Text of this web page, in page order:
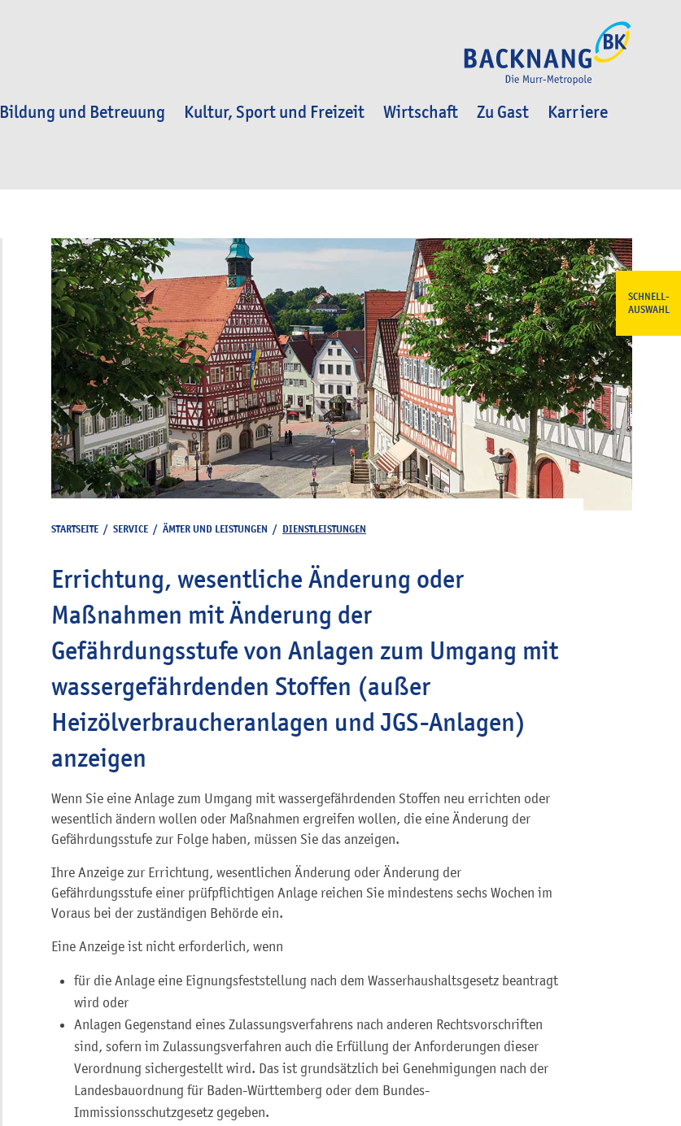
Bildung und Betreuung Kultur, Sport und Freizeit Wirtschaft Zu Gast
Karriere
SCHNELL-
AUSWAHL
STARTSEITE / SERVICE / ÄMTER UND LEISTUNGEN / DIENSTLEISTUNGEN
Errichtung, wesentliche Änderung oder
Maßnahmen mit Änderung der
Gefährdungsstufe von Anlagen zum Umgang mit
wassergefährdenden Stoffen (außer
Heizölverbraucheranlagen und JGS-Anlagen)
anzeigen
Wenn Sie eine Anlage zum Umgang mit wassergefährdenden Stoffen neu errichten oder
wesentlich ändern wollen oder Maßnahmen ergreifen wollen, die eine Änderung der
Gefährdungsstufe zur Folge haben, müssen Sie das anzeigen.
Ihre Anzeige zur Errichtung, wesentlichen Änderung oder Änderung der
Gefährdungsstufe einer prüfpflichtigen Anlage reichen Sie mindestens sechs Wochen im
Voraus bei der zuständigen Behörde ein.
Eine Anzeige ist nicht erforderlich, wenn
für die Anlage eine Eignungsfeststellung nach dem Wasserhaushaltsgesetz beantragt
wird oder
Anlagen Gegenstand eines Zulassungsverfahrens nach anderen Rechtsvorschriften
sind, sofern im Zulassungsverfahren auch die Erfüllung der Anforderungen dieser
Verordnung sichergestellt wird. Das ist grundsätzlich bei Genehmigungen nach der
Landesbauordnung für Baden-Württemberg oder dem Bundes-
Immissionsschutzgesetz gegeben.